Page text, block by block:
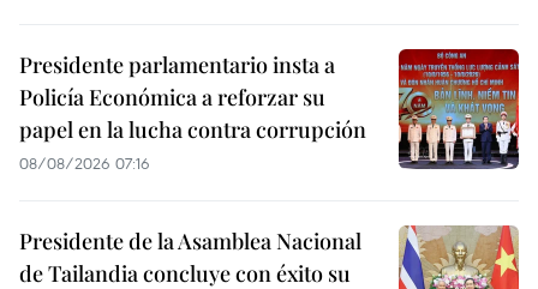
Presidente parlamentario insta a
Policía Económica a reforzar su
papel en la lucha contra corrupción
08/08/2026 07:16
Presidente de la Asamblea Nacional
de Tailandia concluye con éxito su